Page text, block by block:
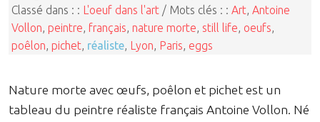
Classé dans : :
L'oeuf dans l'art / Mots clés : : Art, Antoine
Vollon, peintre, français, nature morte, still life, oeufs,
poêlon, pichet, réaliste, Lyon, Paris, eggs
Nature morte avec œufs, poêlon et pichet est un
tableau du peintre réaliste français Antoine Vollon. Né